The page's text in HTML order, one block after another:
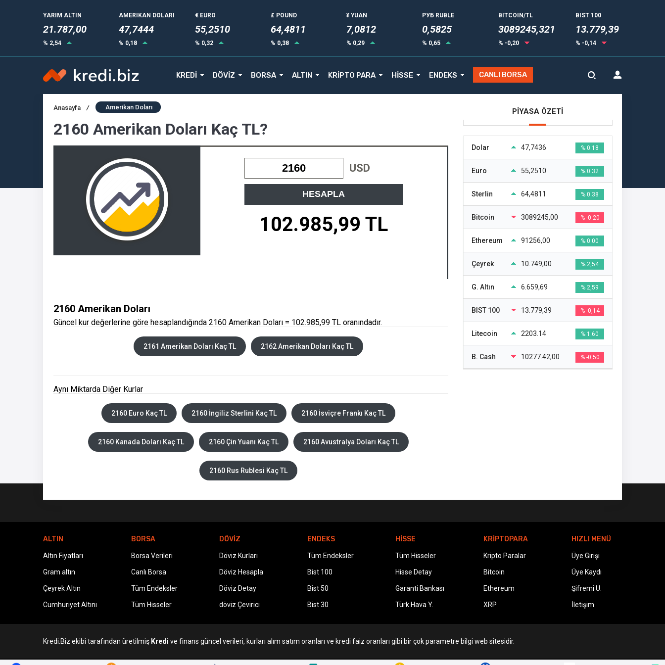
YARIM ALTIN
21.787,00
% 2,54
AMERIKAN DOLARI
47,7444
% 0,18
€ EURO
55,2510
% 0,32
£ POUND
64,4811
% 0,38
¥ YUAN
7,0812
% 0,29
РУБ RUBLE
0,5825
% 0,65
BITCOIN/TL
3089245,321
% -0,20
BIST 100
13.779,39
% -0,14
KREDİ DÖVİZ BORSA ALTIN KRİPTO PARA HİSSE ENDEKS CANLI BORSA
Anasayfa / Amerikan Doları
2160 Amerikan Doları Kaç TL?
USD
HESAPLA
102.985,99 TL
2160 Amerikan Doları
Güncel kur değerlerine göre hesaplandığında 2160 Amerikan Doları = 102.985,99 TL oranındadır.
2161 Amerikan Doları Kaç TL 2162 Amerikan Doları Kaç TL
Aynı Miktarda Diğer Kurlar
2160 Euro Kaç TL 2160 İngiliz Sterlini Kaç TL 2160 İsviçre Frankı Kaç TL
2160 Kanada Doları Kaç TL 2160 Çin Yuanı Kaç TL 2160 Avustralya Doları Kaç TL
2160 Rus Rublesi Kaç TL
PİYASA ÖZETİ
Dolar 47,7436 % 0.18
Euro 55,2510 % 0.32
Sterlin 64,4811 % 0.38
Bitcoin 3089245,00 % -0.20
Ethereum 91256,00 % 0.00
Çeyrek 10.749,00 % 2,54
G. Altın 6.659,69 % 2,59
BIST 100 13.779,39 % -0,14
Litecoin 2203.14 % 1.60
B. Cash 10277.42,00 % -0.50
ALTIN
Altın Fiyatları
Gram altın
Çeyrek Altın
Cumhuriyet Altını
BORSA
Borsa Verileri
Canlı Borsa
Tüm Endeksler
Tüm Hisseler
DÖVİZ
Döviz Kurları
Döviz Hesapla
Döviz Detay
döviz Çevirici
ENDEKS
Tüm Endeksler
Bist 100
Bist 50
Bist 30
HİSSE
Tüm Hisseler
Hisse Detay
Garanti Bankası
Türk Hava Y.
KRİPTOPARA
Kripto Paralar
Bitcoin
Ethereum
XRP
HIZLI MENÜ
Üye Girişi
Üye Kaydı
Şifremi U.
İletişim
Kredi.Biz ekibi tarafından üretilmiş Kredi ve finans güncel verileri, kurları alım satım oranları ve kredi faiz oranları gibi bir çok parametre bilgi web sitesidir.